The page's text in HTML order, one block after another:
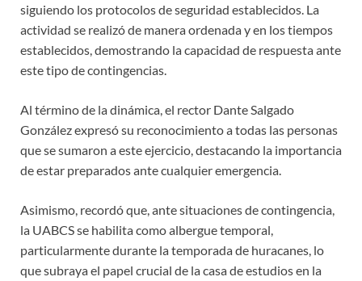
siguiendo los protocolos de seguridad establecidos. La
actividad se realizó de manera ordenada y en los tiempos
establecidos, demostrando la capacidad de respuesta ante
este tipo de contingencias.
Al término de la dinámica, el rector Dante Salgado
González expresó su reconocimiento a todas las personas
que se sumaron a este ejercicio, destacando la importancia
de estar preparados ante cualquier emergencia.
Asimismo, recordó que, ante situaciones de contingencia,
la UABCS se habilita como albergue temporal,
particularmente durante la temporada de huracanes, lo
que subraya el papel crucial de la casa de estudios en la